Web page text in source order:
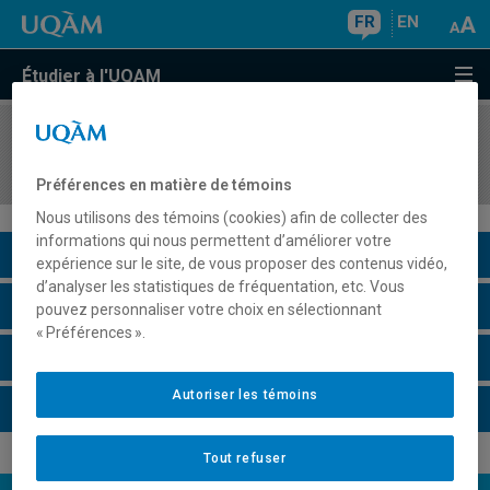
FR EN
Étudier à l'UQAM
COURS//
Description du cours
Horaire - Été 2026
Préférences en matière de témoins
Nous utilisons des témoins (cookies) afin de collecter des
informations qui nous permettent d’améliorer votre
expérience sur le site, de vous proposer des contenus vidéo,
d’analyser les statistiques de fréquentation, etc. Vous
pouvez personnaliser votre choix en sélectionnant
« Préférences ».
Tout refuser
Autoriser les témoins